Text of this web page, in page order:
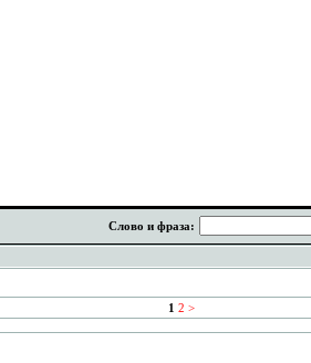
Слово и фраза:
1 2 >